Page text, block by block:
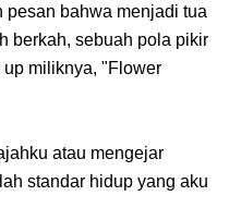
pesan bahwa menjadi tua
berkah, sebuah pola pikir
miliknya, "Flower
atau mengejar
standar hidup yang aku